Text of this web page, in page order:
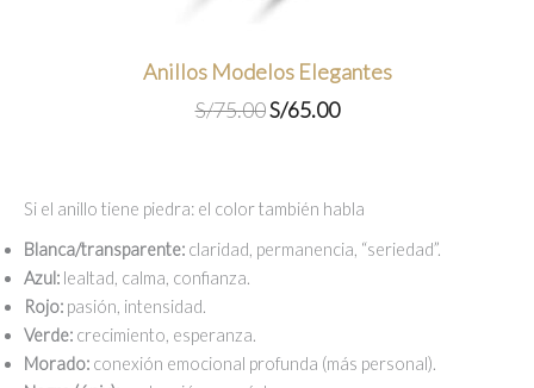
Anillos Modelos Elegantes
S/75.00El
S/75.00.
S/65.00El
S/65.00.
Si el anillo tiene piedra: el color también habla
Blanca/transparente: claridad, permanencia, “seriedad”.
Azul: lealtad, calma, confianza.
Rojo: pasión, intensidad.
Verde: crecimiento, esperanza.
Morado: conexión emocional profunda (más personal).